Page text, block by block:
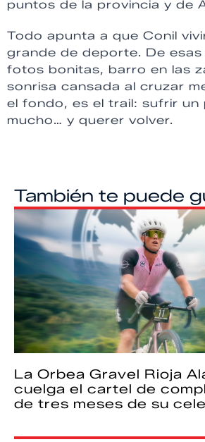
puntos de la provincia y de
Todo apunta a que Conil
grande de deporte. De esas
fotos bonitas, barro en las
sonrisa cansada al cruzar
el fondo, es el trail: sufrir
mucho… y querer volver.
También te puede
La Orbea Gravel Rioja
cuelga el cartel de
de tres meses de su